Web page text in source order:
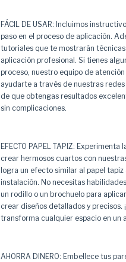
FÁCIL DE USAR: Incluimos
paso en el proceso de aplicación.
tutoriales que te mostrarán
aplicación profesional. Si tienes
proceso, nuestro equipo de
ayudarte a través de nuestras
de que obtengas resultados
sin complicaciones.
EFECTO PAPEL TAPIZ:
crear hermosos cuartos con
logra un efecto similar al papel
instalación. No necesitas
un rodillo o un brochuelo para
crear diseños detallados y
transforma cualquier espacio en un
AHORRA DINERO: Embellece tus